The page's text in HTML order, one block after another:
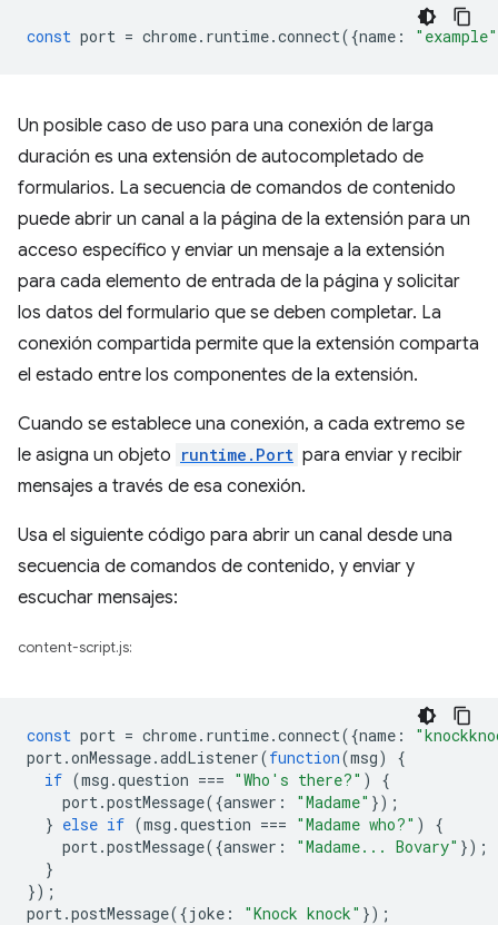
const port = chrome. runtime.connect({name : "example"
Un posible caso de uso para una conexión de larga
duración es una extensión de autocompletado de
formularios. La secuencia de comandos de contenido
puede abrir un canal a la página de la extensión para un
acceso específico y enviar un mensaje a la extensión
para cada elemento de entrada de la página y solicitar
los datos del formulario que se deben completar. La
conexión compartida permite que la extensión comparta
el estado entre los componentes de la extensión.
Cuando se establece una conexión, a cada extremo se
le asigna un objeto runtime.Port para enviar y recibir
mensajes a través de esa conexión.
Usa el siguiente código para abrir un canal desde una
secuencia de comandos de contenido, y enviar y
escuchar mensajes:
content-script.js:
const port = chrome. runtime.connect({name :
port.onMessage.addListener(function(msg)
{
if (msg .question === "Who's there?" )
{
port.postMessage({answer : "Madame" });
} else if (msg .question === "Madame who?" )
{
port.postMessage({answer : "Madame... Bovary" });
}
});
port.postMessage({joke : "Knock knock" });